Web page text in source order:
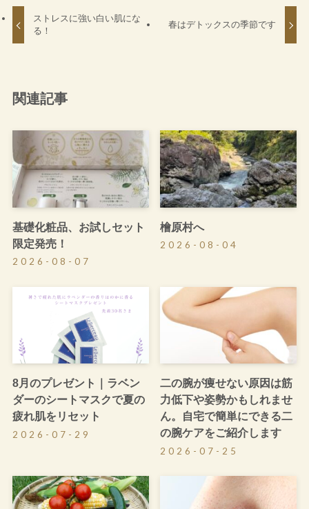
ストレスに強い白い肌にな
る！
春はデトックスの季節です
関連記事
基礎化粧品、お試しセット
限定発売！
2026-08-07
檜原村へ
2026-08-04
8月のプレゼント｜ラベン
ダーのシートマスクで夏の
疲れ肌をリセット
2026-07-29
二の腕が痩せない原因は筋
力低下や姿勢かもしれませ
ん。自宅で簡単にできる二
の腕ケアをご紹介します
2026-07-25